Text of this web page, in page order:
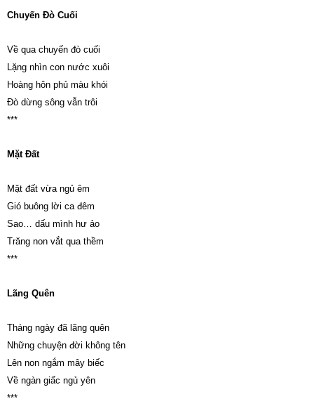
Chuyến Đò Cuối
Về qua chuyến đò cuối
Lặng nhìn con nước xuôi
Hoàng hôn phủ màu khói
Đò dừng sông vẫn trôi
***
Mặt Đất
Mặt đất vừa ngủ êm
Gió buông lời ca đêm
Sao… dấu mình hư ảo
Trăng non vắt qua thềm
***
Lãng Quên
Tháng ngày đã lãng quên
Những chuyện đời không tên
Lên non ngắm mây biếc
Về ngàn giấc ngủ yên
***